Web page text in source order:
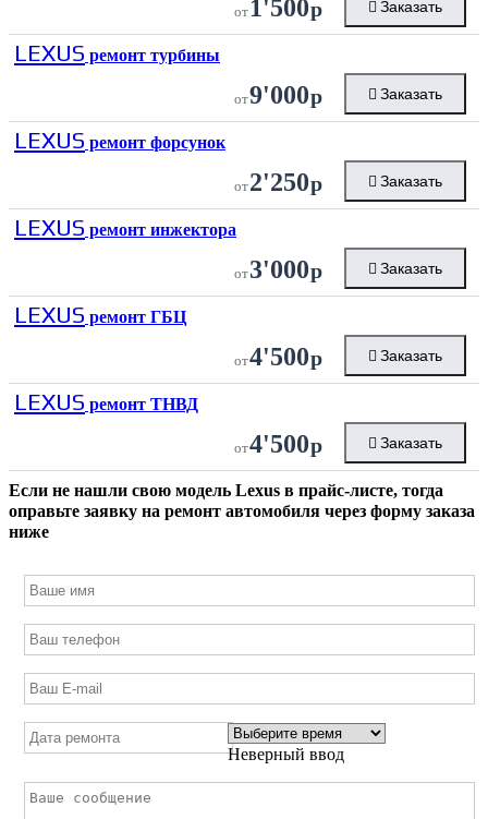
от 1'500р Заказать
LEXUS ремонт турбины
от9'000р Заказать
LEXUS ремонт форсунок
от2'250р Заказать
LEXUS ремонт инжектора
от3'000р Заказать
LEXUS ремонт ГБЦ
от4'500р Заказать
LEXUS ремонт ТНВД
от4'500р Заказать
Если не нашли свою модель Lexus в прайс-листе, тогда
оправьте заявку на ремонт автомобиля через форму заказа
ниже
Неверный ввод